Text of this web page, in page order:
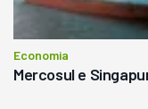
Economia
Mercosul e